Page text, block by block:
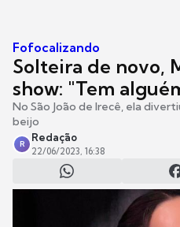
Fofocalizando
Solteira de novo,
show: "Tem
No São João de Irecê, ela
beijo
R
Redação
22/06/2023, 16:38